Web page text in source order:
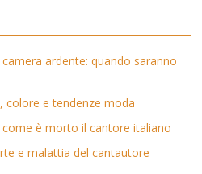
ardente: quando saranno
e tendenze moda
è morto il cantore italiano
e malattia del cantautore